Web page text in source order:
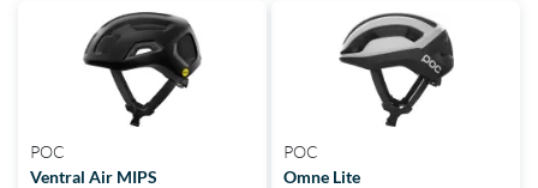
POC
Ventral Air MIPS
POC
Omne Lite